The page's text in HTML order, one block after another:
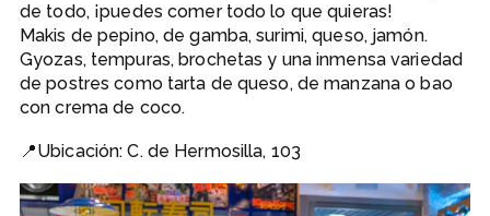
de todo, ¡puedes comer todo lo que quieras!
Makis de pepino, de gamba, surimi, queso, jamón.
Gyozas, tempuras, brochetas y una inmensa variedad
de postres como tarta de queso, de manzana o bao
con crema de coco.
📍Ubicación: C. de Hermosilla, 103